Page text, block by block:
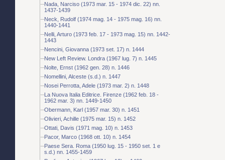
Nada, Narciso (1973 mar. 15 - 1974 dic. 22) nn.
1437-1439
Neck, Rudolf (1974 mag. 14 - 1975 mag. 16) nn.
1440-1441
Nelli, Arturo (1973 feb. 17 - 1973 mag. 15) nn. 1442-
1443
Nencini, Giovanna (1973 set. 17) n. 1444
New Left Review. Londra (1967 lug. 7) n. 1445
Nolte, Ernst (1962 gen. 28) n. 1446
Nomellini, Alceste (s.d.) n. 1447
Nosei Perrotta, Adele (1973 mar. 2) n. 1448
La Nuova Italia Editrice. Firenze (1962 feb. 18 -
1962 mar. 3) nn. 1449-1450
Obermann, Karl (1957 mar. 30) n. 1451
Olivieri, Achille (1975 mar. 15) n. 1452
Ottati, Davis (1971 mag. 10) n. 1453
Pacor, Marco (1968 ott. 10) n. 1454
Paese Sera. Roma (1950 lug. 15 - 1950 set. 1 e
s.d.) nn. 1455-1459